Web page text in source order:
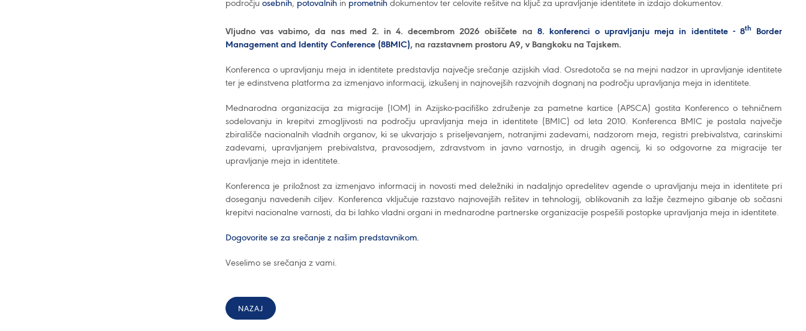
področju osebnih, potovalnih in prometnih dokumentov ter celovite rešitve na ključ za upravljanje identitete in izdajo dokumentov.
Vljudno vas vabimo, da nas med 2. in 4. decembrom 2026 obiščete na 8. konferenci o upravljanju meja in identitete - 8th
Border
Management and Identity Conference (8BMIC), na razstavnem prostoru A9, v Bangkoku na Tajskem.
Konferenca o upravljanju meja in identitete predstavlja največje srečanje azijskih vlad. Osredotoča se na mejni nadzor in upravljanje identitete
ter je edinstvena platforma za izmenjavo informacij, izkušenj in najnovejših razvojnih dognanj na področju upravljanja meja in identitete.
Mednarodna organizacija za migracije (IOM) in Azijsko-pacifiško združenje za pametne kartice (APSCA) gostita Konferenco o tehničnem
sodelovanju in krepitvi zmogljivosti na področju upravljanja meja in identitete (BMIC) od leta 2010. Konferenca BMIC je postala največje
zbirališče nacionalnih vladnih organov, ki se ukvarjajo s priseljevanjem, notranjimi zadevami, nadzorom meja, registri prebivalstva, carinskimi
zadevami, upravljanjem prebivalstva, pravosodjem, zdravstvom in javno varnostjo, in drugih agencij, ki so odgovorne za migracije ter
upravljanje meja in identitete.
Konferenca je priložnost za izmenjavo informacij in novosti med deležniki in nadaljnjo opredelitev agende o upravljanju meja in identitete pri
doseganju navedenih ciljev. Konferenca vključuje razstavo najnovejših rešitev in tehnologij, oblikovanih za lažje čezmejno gibanje ob sočasni
krepitvi nacionalne varnosti, da bi lahko vladni organi in mednarodne partnerske organizacije pospešili postopke upravljanja meja in identitete.
Dogovorite se za srečanje z našim predstavnikom.
Veselimo se srečanja z vami.
NAZAJ